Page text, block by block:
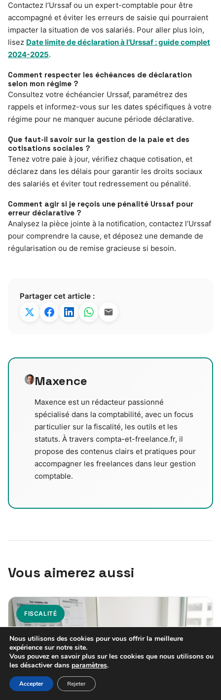
Contactez l’Urssaf ou un expert-comptable pour être
accompagné et éviter les erreurs de saisie qui pourraient
impacter la situation de vos salariés. Pour aller plus loin,
lisez Date limite de déclaration à l’Urssaf : guide complet
2024-2025.
Comment respecter les échéances de déclaration
selon mon régime ?
Consultez votre échéancier Urssaf, paramétrez des
rappels et informez-vous sur les dates spécifiques à votre
régime pour ne manquer aucune période déclarative.
Que faut-il savoir sur la gestion de la paie et des
cotisations sociales ?
Tenez votre paie à jour, vérifiez chaque cotisation, et
déclarez dans les délais pour garantir les droits sociaux
des salariés et éviter tout redressement ou pénalité.
Comment agir si je reçois une pénalité Urssaf pour
erreur déclarative ?
Analysez la pièce jointe à la notification, contactez l’Urssaf
pour comprendre la cause, et déposez une demande de
régularisation ou de remise gracieuse si besoin.
Partager cet article :
Maxence
Maxence est un rédacteur passionné
spécialisé dans la comptabilité, avec un focus
particulier sur la fiscalité, les outils et les
statuts. À travers compta-et-freelance.fr, il
propose des contenus clairs et pratiques pour
accompagner les freelances dans leur gestion
comptable.
Vous aimerez aussi
FISCALITÉ
Nous utilisons des cookies pour vous offrir la meilleure
expérience sur notre site.
Vous pouvez en savoir plus sur les cookies que nous utilisons ou
les désactiver dans paramètres.
Accepter Rejeter